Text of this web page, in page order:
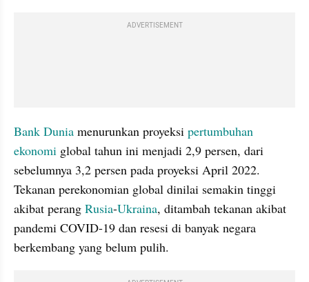
ADVERTISEMENT
Bank Dunia menurunkan proyeksi pertumbuhan
ekonomi global tahun ini menjadi 2,9 persen, dari
sebelumnya 3,2 persen pada proyeksi April 2022.
Tekanan perekonomian global dinilai semakin tinggi
akibat perang Rusia-Ukraina, ditambah tekanan akibat
pandemi COVID-19 dan resesi di banyak negara
berkembang yang belum pulih.